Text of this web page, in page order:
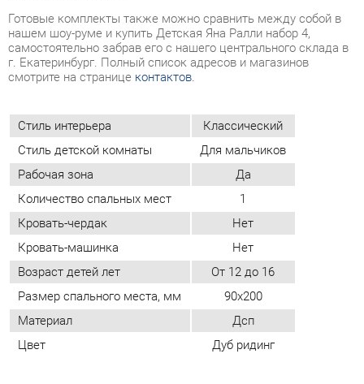
Стиль интерьера Классический
Стиль детской комнаты
Для мальчиков
Рабочая зона
Кровать-чердак
Нет
Кровать-машинка
Нет
Возраст детей лет
От 12 до 16
Размер спального места, мм
90х200
Материал
Дсп
Цвет
Дуб ридинг
ОТЗЫВЫ
Пока нет отзывов, поделитесь первым своим мнением.
ДОБАВИТЬ ОТЗЫВ